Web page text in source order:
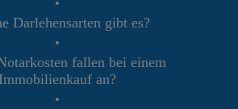
Darlehensarten gibt es?
•
fallen bei einem
Immobilienkauf an?
•